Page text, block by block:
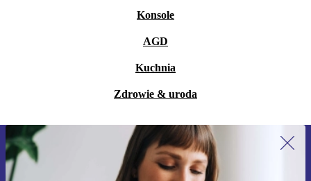
Konsole
AGD
Kuchnia
Zdrowie & uroda
Zapisz się na nasz newsletter!
Nie przegap żadnej oferty.